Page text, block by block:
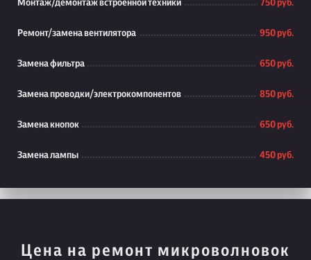
Монтаж/демонтаж встроенной техники 750 руб.
Ремонт/замена вентилятора 950 руб.
Замена фильтра 650 руб.
Замена проводки/электрокомпонентов 850 руб.
Замена кнопок 650 руб.
Замена лампы 450 руб.
Цена на ремонт микроволновок